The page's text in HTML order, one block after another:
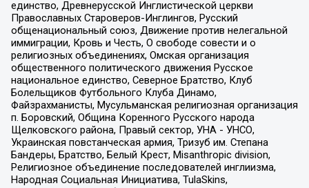
единство, Древнерусской Инглистической церкви
Православных Староверов-Инглингов, Русский
общенациональный союз, Движение против нелегальной
иммиграции, Кровь и Честь, О свободе совести и о
религиозных объединениях, Омская организация
общественного политического движения Русское
национальное единство, Северное Братство, Клуб
Болельщиков Футбольного Клуба Динамо,
Файзрахманисты, Мусульманская религиозная организация
п. Боровский, Община Коренного Русского народа
Щелковского района, Правый сектор, УНА - УНСО,
Украинская повстанческая армия, Тризуб им. Степана
Бандеры, Братство, Белый Крест, Misanthropic division,
Религиозное объединение последователей инглиизма,
Народная Социальная Инициатива, TulaSkins,